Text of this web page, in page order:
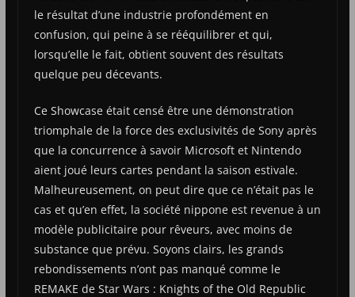
le résultat d’une industrie profondément en
confusion, qui peine à se rééquilibrer et qui,
lorsqu’elle le fait, obtient souvent des résultats
quelque peu décevants.
Ce Showcase était censé être une démonstration
triomphale de la force des exclusivités de Sony après
que la concurrence à savoir Microsoft et Nintendo
aient joué leurs cartes pendant la saison estivale.
Malheureusement, on peut dire que ce n’était pas le
cas et qu’en effet, la société nippone est revenue à un
modèle publicitaire pour rêveurs, avec moins de
substance que prévu. Soyons clairs, les grands
rebondissements n’ont pas manqué comme le
REMAKE de Star Wars : Knights of the Old Republic